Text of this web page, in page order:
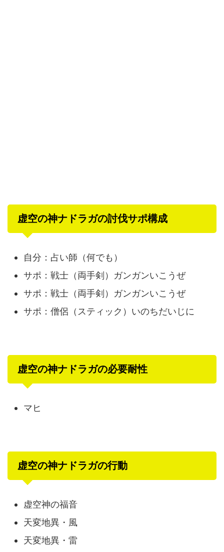
虚空の神ナドラガの討伐サポ構成
自分：占い師（何でも）
サポ：戦士（両手剣）ガンガンいこうぜ
サポ：戦士（両手剣）ガンガンいこうぜ
サポ：僧侶（スティック）いのちだいじに
虚空の神ナドラガの必要耐性
マヒ
虚空の神ナドラガの行動
虚空神の福音
天変地異・風
天変地異・雷